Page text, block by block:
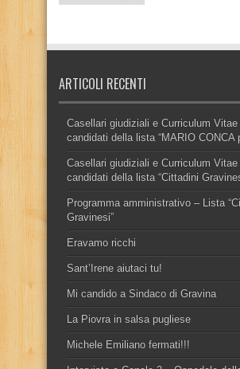
ARTICOLI RECENTI
Casellari giudiziali e Curriculum Vitae
candidati della lista “MARIO CONCA
Casellari giudiziali e Curriculum Vitae
candidati della lista “Cittadini
Programma amministrativo – Lista
Gravinesi”
Eravamo ricchi
Sant’Irene aiutaci tu!
Mi candido a Sindaco di Gravina
La Piovra in salsa pugliese
Michele Emiliano fermati!!!